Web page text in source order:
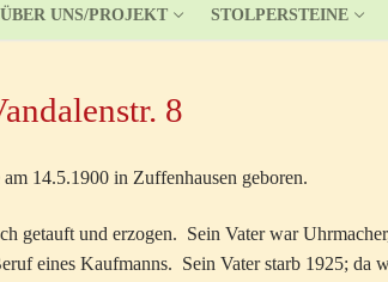
ÜBER UNS/PROJEKT STOLPERSTEINE
8
14.5.1900 in Zuffenhausen geboren.
getauft und erzogen. Sein Vater war
eines Kaufmanns. Sein Vater starb 1925; da